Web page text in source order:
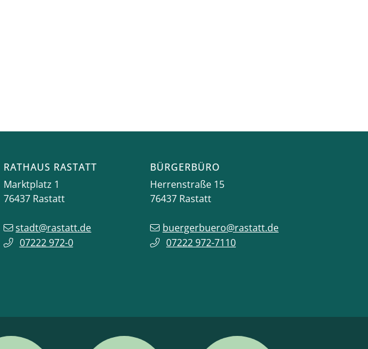
RATHAUS RASTATT
Marktplatz 1
76437 Rastatt
stadt@rastatt.de
07222 972-0
BÜRGERBÜRO
Herrenstraße 15
76437 Rastatt
buergerbuero@rastatt.de
07222 972-7110